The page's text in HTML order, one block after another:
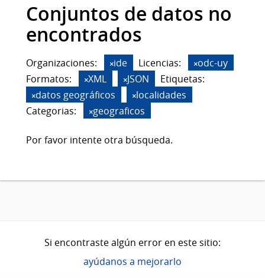
Conjuntos de datos no
encontrados
Organizaciones: ide Licencias:
odc-uy
Formatos:
XML JSON
Etiquetas:
datos geográficos
localidades
Categorias:
geograficos
Por favor intente otra búsqueda.
Si encontraste algún error en este sitio:
ayúdanos a mejorarlo